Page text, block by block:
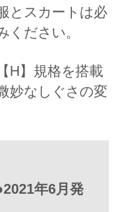
とスカートは必
ください。
H】規格を搭載
妙なしぐさの変
年6月発